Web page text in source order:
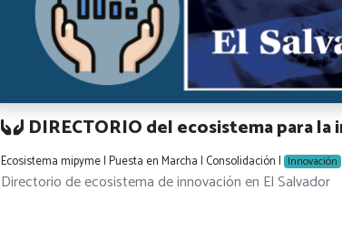
DIRECTORIO del ecosistema para
Ecosistema mipyme | Puesta en Marcha | Consolidación | Innovación
Directorio de ecosistema de innovación en El Salvador